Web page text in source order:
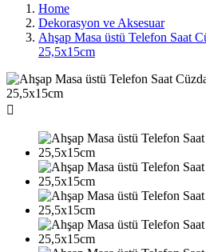
Home
Dekorasyon ve Aksesuar
Ahşap Masa üstü Telefon Saat
25,5x15cm
